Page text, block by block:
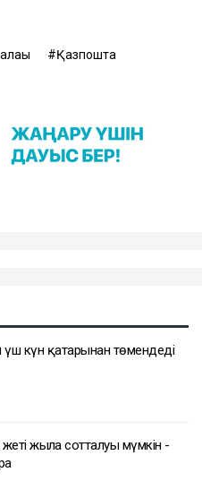
Қазпошта
үш күн қатарынан төмендеді
жылға сотталуы мүмкін -